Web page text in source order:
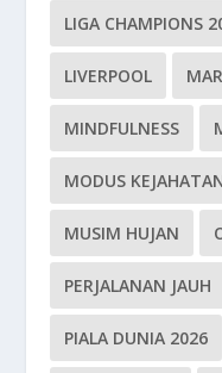
LIGA CHAMPIONS
LIVERPOOL
MINDFULNESS
MODUS
MUSIM HUJAN
PERJALANAN JAUH
PIALA DUNIA 2026